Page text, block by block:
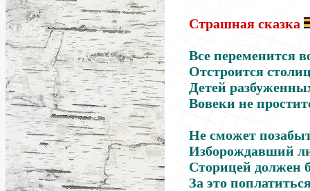
Страшная сказка
Все переменится
Отстроится
Детей
Вовеки не
Не сможет
Изборождавший
Сторицей должен
За это